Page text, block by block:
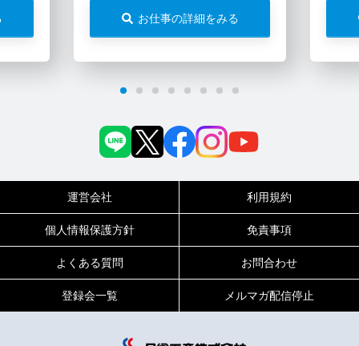
0120-717-450
平日9:00～19:00（土日祝は18:00まで）
お仕事の詳細をみる
運営会社 利用規約
個人情報保護方針 免責事項
よくある質問 お問合わせ
登録会一覧 メルマガ配信停止